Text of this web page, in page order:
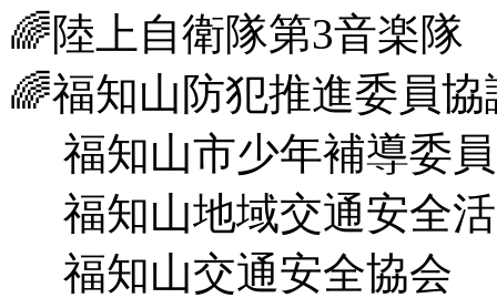
🌈陸上自衛隊第3音楽隊
🌈福知山防犯推進委員
福知山市少年補導委
福知山地域交通安全
福知山交通安全協会